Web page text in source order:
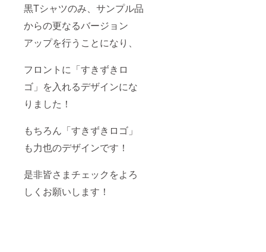
黒Tシャツのみ、サンプル品
からの更なるバージョン
アップを行うことになり、
フロントに「すきずきロ
ゴ」を入れるデザインにな
りました！
もちろん「すきずきロゴ」
も力也のデザインです！
是非皆さまチェックをよろ
しくお願いします！